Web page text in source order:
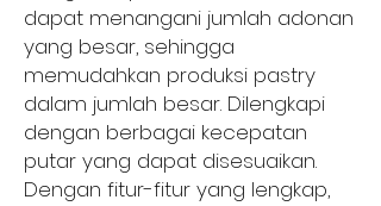
dapat menangani jumlah adonan
yang besar, sehingga
memudahkan produksi pastry
dalam jumlah besar. Dilengkapi
dengan berbagai kecepatan
putar yang dapat disesuaikan.
Dengan fitur-fitur yang lengkap,